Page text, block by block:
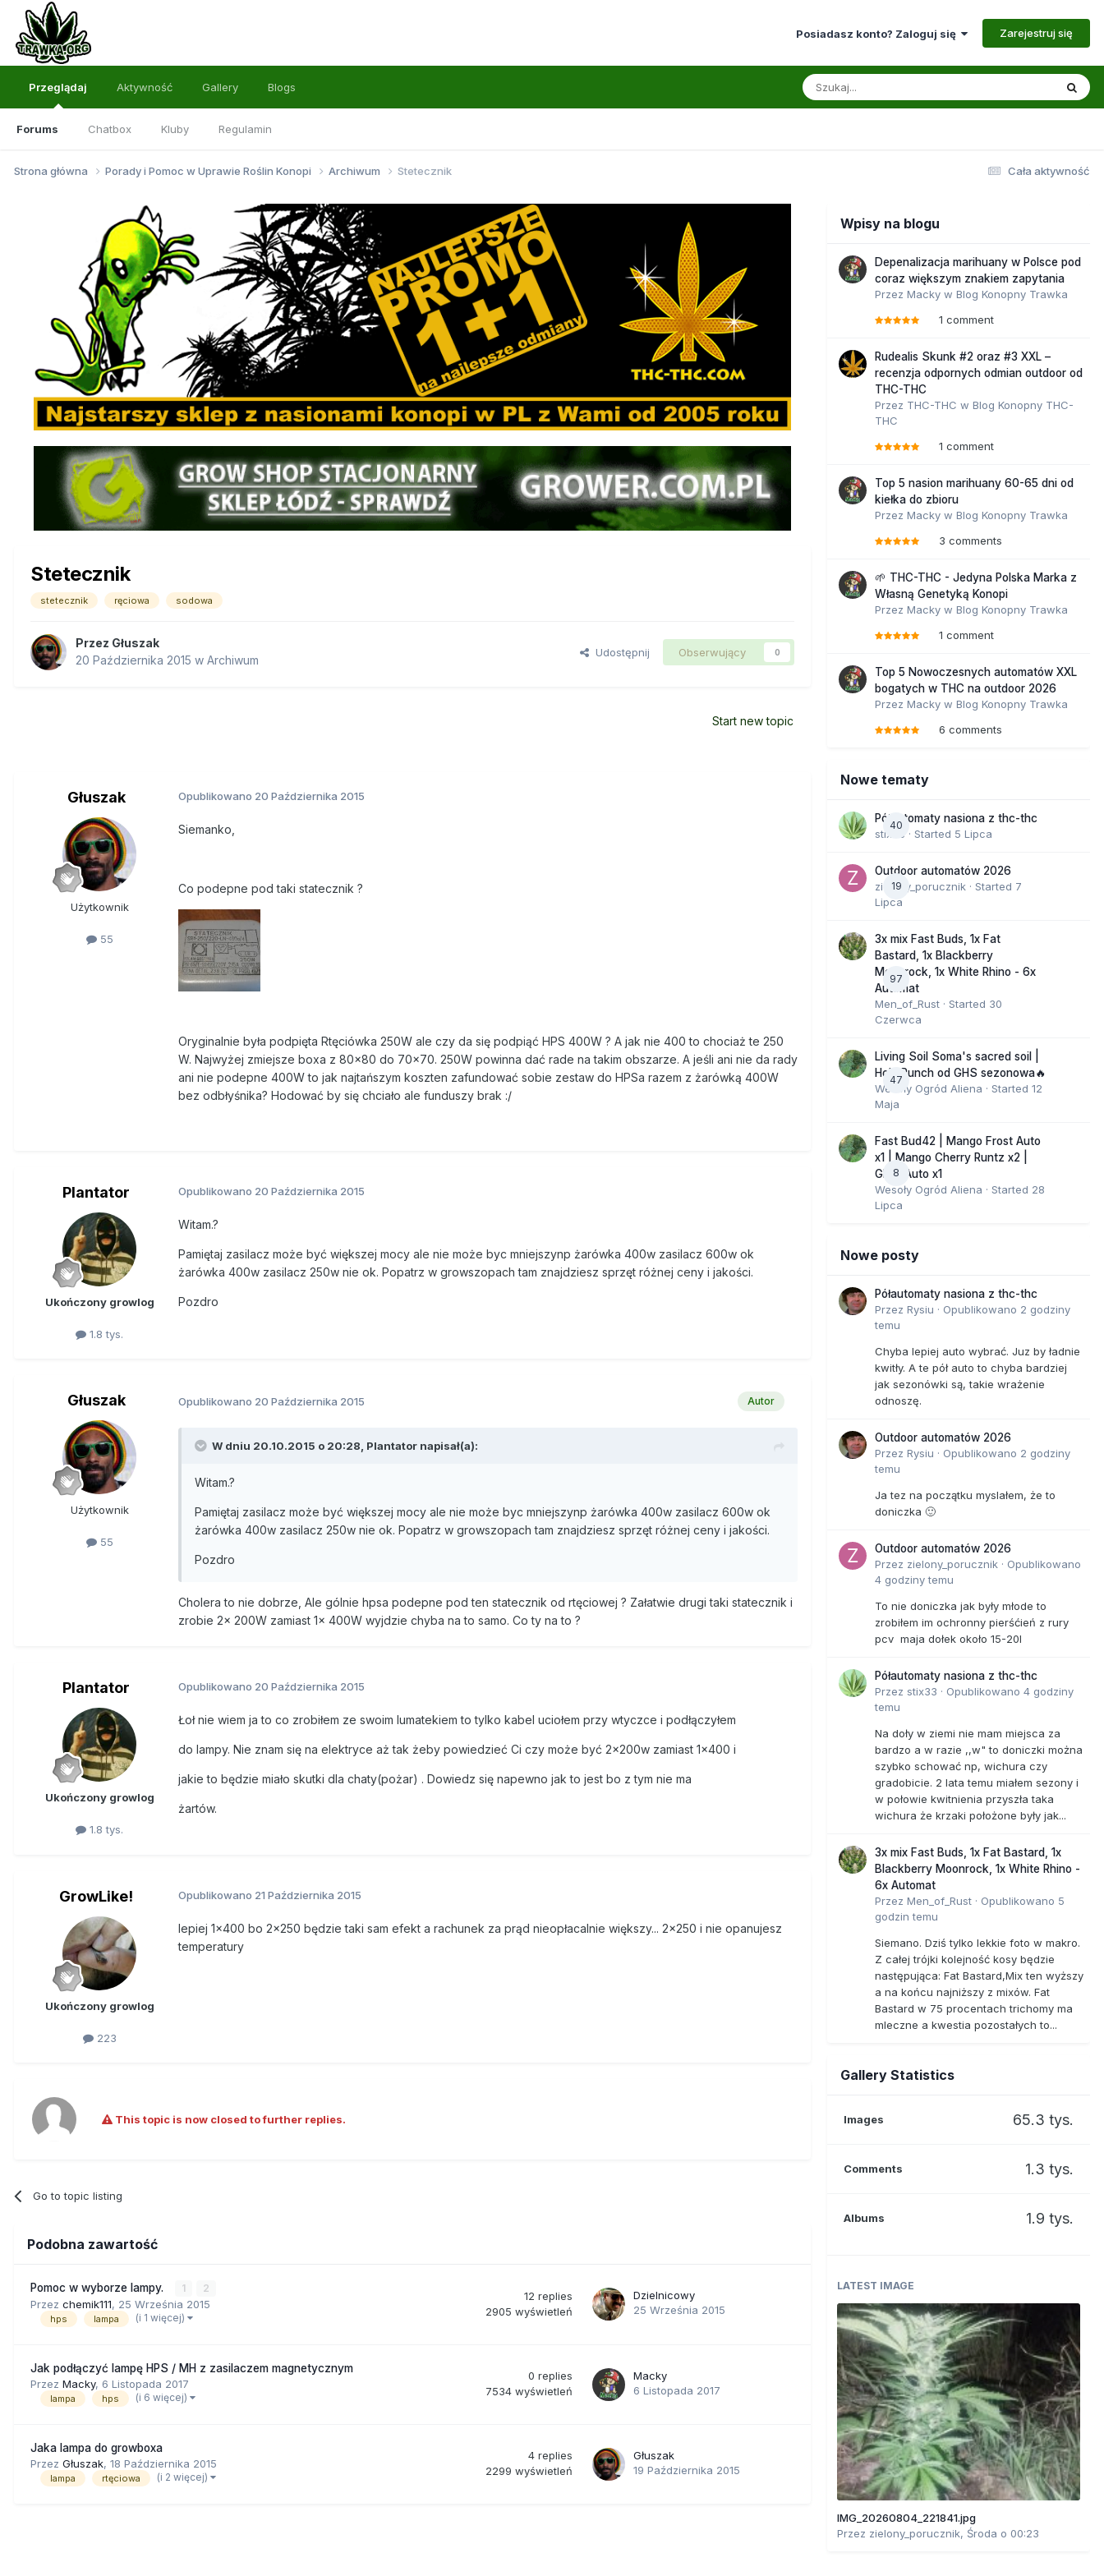
Posiadasz konto? Zaloguj się Zarejestruj się
Przeglądaj
Forums Chatbox Kluby Regulamin
Aktywność Gallery Blogs
Cała aktywność
Strona główna Porady i Pomoc w Uprawie Roślin Konopi Archiwum Stetecznik
Stetecznik
stetecznik ręciowa sodowa
Przez Głuszak
20 Października 2015 w Archiwum
Udostępnij Obserwujący 0
Start new topic
Głuszak
Użytkownik
55
Opublikowano 20 Października 2015
Siemanko,
Co podepne pod taki statecznik ?
Oryginalnie była podpięta Rtęciówka 250W ale czy da się podpiąć HPS 400W ? A jak nie 400 to chociaż te 250
W. Najwyżej zmiejsze boxa z 80x80 do 70x70. 250W powinna dać rade na takim obszarze. A jeśli ani nie da rady
ani nie podepne 400W to jak najtańszym koszten zafundować sobie zestaw do HPSa razem z żarówką 400W
bez odbłyśnika? Hodować by się chciało ale funduszy brak :/
Plantator
Ukończony growlog
1.8 tys.
Opublikowano 20 Października 2015
Witam.?
Pamiętaj zasilacz może być większej mocy ale nie może byc mniejszynp żarówka 400w zasilacz 600w ok
żarówka 400w zasilacz 250w nie ok. Popatrz w growszopach tam znajdziesz sprzęt różnej ceny i jakości.
Pozdro
Głuszak
Użytkownik
55
Autor
Opublikowano 20 Października 2015
W dniu 20.10.2015 o 20:28, Plantator napisał(a):
Witam.?
Pamiętaj zasilacz może być większej mocy ale nie może byc mniejszynp żarówka 400w zasilacz 600w ok
żarówka 400w zasilacz 250w nie ok. Popatrz w growszopach tam znajdziesz sprzęt różnej ceny i jakości.
Pozdro
Cholera to nie dobrze, Ale gólnie hpsa podepne pod ten statecznik od rtęciowej ? Załatwie drugi taki statecznik i
zrobie 2x 200W zamiast 1x 400W wyjdzie chyba na to samo. Co ty na to ?
Plantator
Ukończony growlog
1.8 tys.
Opublikowano 20 Października 2015
Łoł nie wiem ja to co zrobiłem ze swoim lumatekiem to tylko kabel uciołem przy wtyczce i podłączyłem
do lampy. Nie znam się na elektryce aż tak żeby powiedzieć Ci czy może być 2x200w zamiast 1x400 i
jakie to będzie miało skutki dla chaty(pożar) . Dowiedz się napewno jak to jest bo z tym nie ma
żartów.
GrowLike!
Ukończony growlog
223
Opublikowano 21 Października 2015
lepiej 1x400 bo 2x250 będzie taki sam efekt a rachunek za prąd nieopłacalnie większy... 2x250 i nie opanujesz
temperatury
This topic is now closed to further replies.
Go to topic listing
Podobna zawartość
Pomoc w wyborze lampy. 1 2
Przez chemik111, 25 Września 2015
hps lampa (i 1 więcej)
12 replies
2905 wyświetleń
Dzielnicowy
25 Września 2015
Jak podłączyć lampę HPS / MH z zasilaczem magnetycznym
Przez Macky, 6 Listopada 2017
lampa hps (i 6 więcej)
0 replies
7534 wyświetleń
Macky
6 Listopada 2017
Jaka lampa do growboxa
Przez Głuszak, 18 Października 2015
lampa rtęciowa (i 2 więcej)
4 replies
2299 wyświetleń
Głuszak
19 Października 2015
Wpisy na blogu
Depenalizacja marihuany w Polsce pod
coraz większym znakiem zapytania
Przez Macky w Blog Konopny Trawka
1 comment
Rudealis Skunk #2 oraz #3 XXL –
recenzja odpornych odmian outdoor od
THC-THC
Przez THC-THC w Blog Konopny THC-
THC
1 comment
Top 5 nasion marihuany 60-65 dni od
kiełka do zbioru
Przez Macky w Blog Konopny Trawka
3 comments
🌱 THC-THC - Jedyna Polska Marka z
Własną Genetyką Konopi
Przez Macky w Blog Konopny Trawka
1 comment
Top 5 Nowoczesnych automatów XXL
bogatych w THC na outdoor 2026
Przez Macky w Blog Konopny Trawka
6 comments
Nowe tematy
40
Półautomaty nasiona z thc-thc
stix33 · Started 5 Lipca
19
Outdoor automatów 2026
zielony_porucznik · Started 7
Lipca
97
3x mix Fast Buds, 1x Fat
Bastard, 1x Blackberry
Moonrock, 1x White Rhino - 6x
Automat
Men_of_Rust · Started 30
Czerwca
47
Living Soil Soma's sacred soil |
Holy Punch od GHS sezonowa🔥
Wesoły Ogród Aliena · Started 12
Maja
8
Fast Bud42 | Mango Frost Auto
x1 | Mango Cherry Runtz x2 |
GMO Auto x1
Wesoły Ogród Aliena · Started 28
Lipca
Nowe posty
Półautomaty nasiona z thc-thc
Przez Rysiu · Opublikowano 2 godziny
temu
Chyba lepiej auto wybrać. Juz by ładnie
kwitły. A te pół auto to chyba bardziej
jak sezonówki są, takie wrażenie
odnoszę.
Outdoor automatów 2026
Przez Rysiu · Opublikowano 2 godziny
temu
Ja tez na początku myslałem, że to
doniczka 🙂
Outdoor automatów 2026
Przez zielony_porucznik · Opublikowano
4 godziny temu
To nie doniczka jak były młode to
zrobiłem im ochronny pierśćień z rury
pcv maja dołek około 15-20l
Półautomaty nasiona z thc-thc
Przez stix33 · Opublikowano 4 godziny
temu
Na doły w ziemi nie mam miejsca za
bardzo a w razie ,,w" to doniczki można
szybko schować np, wichura czy
gradobicie. 2 lata temu miałem sezony i
w połowie kwitnienia przyszła taka
wichura że krzaki położone były jak...
3x mix Fast Buds, 1x Fat Bastard, 1x
Blackberry Moonrock, 1x White Rhino -
6x Automat
Przez Men_of_Rust · Opublikowano 5
godzin temu
Siemano. Dziś tylko lekkie foto w makro.
Z całej trójki kolejność kosy będzie
następująca: Fat Bastard,Mix ten wyższy
a na końcu najniższy z mixów. Fat
Bastard w 75 procentach trichomy ma
mleczne a kwestia pozostałych to...
Gallery Statistics
Images 65.3 tys.
Comments 1.3 tys.
Albums 1.9 tys.
LATEST IMAGE
IMG_20260804_221841.jpg
Przez zielony_porucznik, Środa o 00:23